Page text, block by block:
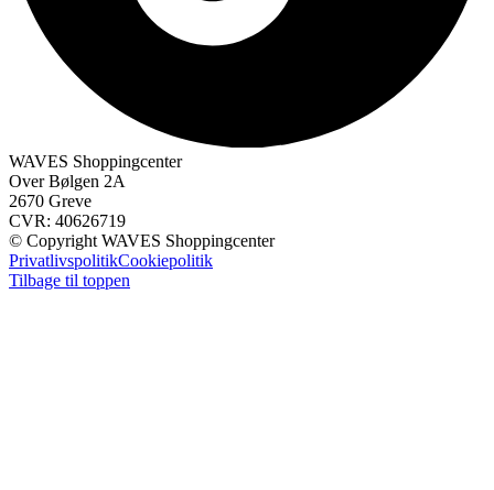
WAVES Shoppingcenter
Over Bølgen 2A
2670 Greve
CVR: 40626719
© Copyright WAVES Shoppingcenter
PrivatlivspolitikCookiepolitik
Tilbage til toppen